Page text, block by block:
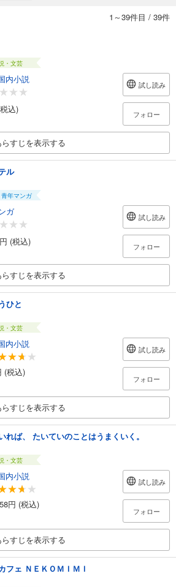
1～39件目 / 39件
・文芸
内小説
込)
試し読み
フォロー
らすじを表示する
ル
年マンガ
ガ
(税込)
試し読み
フォロー
らすじを表示する
ひと
・文芸
内小説
(税込)
試し読み
フォロー
らすじを表示する
れば、 たいていのことはうまくいく。
・文芸
内小説
円 (税込)
試し読み
フォロー
らすじを表示する
フェ ＮＥＫＯＭＩＭＩ